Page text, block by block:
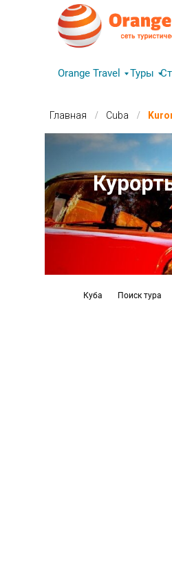
Orange Travel Туры
Главная / Cuba /
Куба Поиск тура